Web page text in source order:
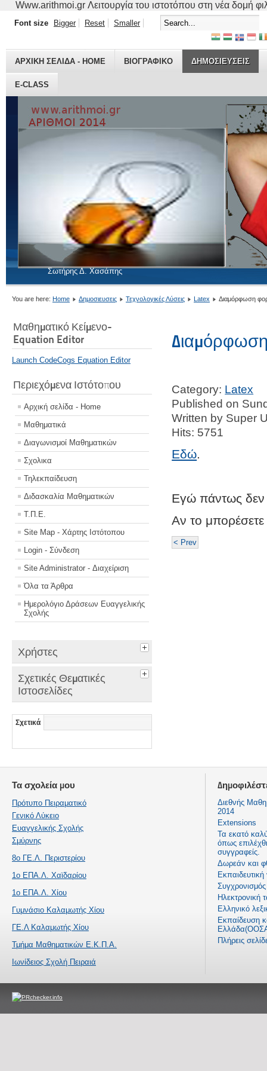
Www.arithmoi.gr Λειτουργία του ιστοτόπου στη νέα δομή
Σωτήρης Δ. Χασάπης
ΑΡΧΙΚΗ ΣΕΛΙΔΑ - HOME ΒΙΟΓΡΑΦΙΚO ΔΗΜΟΣΙΕΥΣΕΙΣ
E-CLASS
Font size Bigger Reset Smaller
You are here: Home Δημοσιευσεις Τεχνολογικές Λύσεις Latex Διαμόρφωση
Μαθηματικό Κείμενο-
Equation Editor
Launch CodeCogs Equation Editor
Περιεχόμενα Ιστότοπου
Αρχική σελίδα - Home
Μαθηματικά
Διαγωνισμοί Μαθηματικών
Σχολικα
Τηλεκπαίδευση
Διδασκαλία Μαθηματικών
Τ.Π.Ε.
Site Map - Χάρτης Ιστότοπου
Login - Σύνδεση
Site Administrator - Διαχείριση
Όλα τα Άρθρα
Ημερολόγιο Δράσεων Ευαγγελικής
Σχολής
Χρήστες
Σχετικές Θεματικές
Ιστοσελίδες
Σχετικά
Category: Latex
Published on
Written by Super
Hits: 5751
Εδώ.
Εγώ πάντως δεν
Αν το
< Prev
Τα σχολεία μου
Πρότυπο Πειραματικό
Γενικό Λύκειο
Ευαγγελικής Σχολής
Σμύρνης
8ο ΓΕ.Λ. Περιστερίου
1ο ΕΠΑ.Λ. Χαϊδαρίου
1ο ΕΠΑ.Λ. Χίου
Γυμνάσιο Καλαμωτής Χίου
ΓΕ.Λ Καλαμωτής Χίου
Τμήμα Μαθηματικών Ε.Κ.Π.Α.
Ιωνίδειος Σχολή Πειραιά
Διεθνής
2014
Extensions
Τα εκατό
όπως
συγγραφείς.
Δωρεάν και
Ηλεκτρονική
Ελληνικό
Εκπαίδευση
Πλήρεις